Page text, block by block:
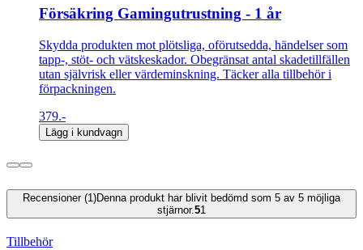
Försäkring Gamingutrustning - 1 år
Skydda produkten mot plötsliga, oförutsedda, händelser som
tapp-, stöt- och vätskeskador. Obegränsat antal skadetillfällen
utan självrisk eller värdeminskning. Täcker alla tillbehör i
förpackningen.
379.-
Lägg i kundvagn
Recensioner (1)Denna produkt har blivit bedömd som 5 av 5 möjliga
stjärnor.51
Tillbehör